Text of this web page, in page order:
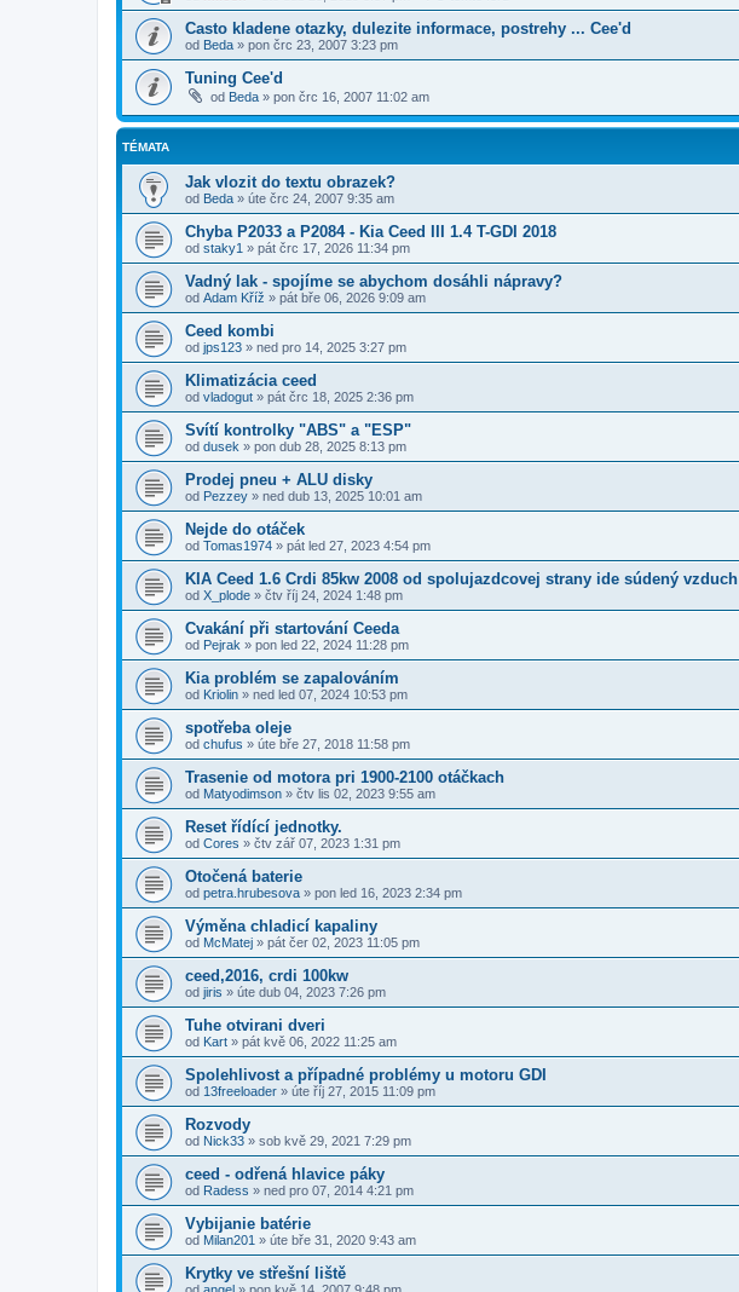
Casto kladene otazky, dulezite informace, postrehy ... Cee'd
od Beda » pon črc 23, 2007 3:23 pm
Tuning Cee'd
od Beda » pon črc 16, 2007 11:02 am
TÉMATA
Jak vlozit do textu obrazek?
od Beda » úte črc 24, 2007 9:35 am
Chyba P2033 a P2084 - Kia Ceed III 1.4 T-GDI 2018
od staky1 » pát črc 17, 2026 11:34 pm
Vadný lak - spojíme se abychom dosáhli nápravy?
od Adam Kříž » pát bře 06, 2026 9:09 am
Ceed kombi
od jps123 » ned pro 14, 2025 3:27 pm
Klimatizácia ceed
od vladogut » pát črc 18, 2025 2:36 pm
Svítí kontrolky "ABS" a "ESP"
od dusek » pon dub 28, 2025 8:13 pm
Prodej pneu + ALU disky
od Pezzey » ned dub 13, 2025 10:01 am
Nejde do otáček
od Tomas1974 » pát led 27, 2023 4:54 pm
KIA Ceed 1.6 Crdi 85kw 2008 od spolujazdcovej strany ide súdený vzduch
od X_plode » čtv říj 24, 2024 1:48 pm
Cvakání při startování Ceeda
od Pejrak » pon led 22, 2024 11:28 pm
Kia problém se zapalováním
od Kriolin » ned led 07, 2024 10:53 pm
spotřeba oleje
od chufus » úte bře 27, 2018 11:58 pm
Trasenie od motora pri 1900-2100 otáčkach
od Matyodimson » čtv lis 02, 2023 9:55 am
Reset řídící jednotky.
od Cores » čtv zář 07, 2023 1:31 pm
Otočená baterie
od petra.hrubesova » pon led 16, 2023 2:34 pm
Výměna chladicí kapaliny
od McMatej » pát čer 02, 2023 11:05 pm
ceed,2016, crdi 100kw
od jiris » úte dub 04, 2023 7:26 pm
Tuhe otvirani dveri
od Kart » pát kvě 06, 2022 11:25 am
Spolehlivost a případné problémy u motoru GDI
od 13freeloader » úte říj 27, 2015 11:09 pm
Rozvody
od Nick33 » sob kvě 29, 2021 7:29 pm
ceed - odřená hlavice páky
od Radess » ned pro 07, 2014 4:21 pm
Vybijanie batérie
od Milan201 » úte bře 31, 2020 9:43 am
Krytky ve střešní liště